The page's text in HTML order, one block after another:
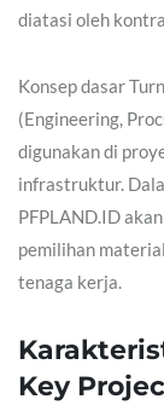
diatasi oleh
Konsep dasar
(Engineering,
digunakan di
infrastruktur.
PFPLAND.ID
pemilihan
tenaga kerja.
Key